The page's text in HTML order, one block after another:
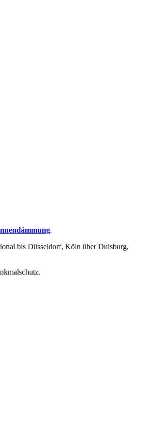
.
bis Düsseldorf, Köln über Duisburg,